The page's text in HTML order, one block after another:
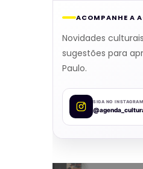
ACOMPANHE A
Novidades
sugestões para
Paulo.
SIGA NO INSTAGRAM